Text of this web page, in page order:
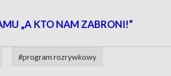
„A KTO NAM ZABRONI!”
#program rozrywkowy